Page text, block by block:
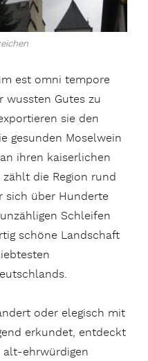
est omni tempore
wussten Gutes zu
sie den
gesunden Moselwein
ihren kaiserlichen
die Region rund
sich über Hunderte
Schleifen
schöne Landschaft
oder elegisch mit
erkundet, entdeckt
alt-ehrwürdigen